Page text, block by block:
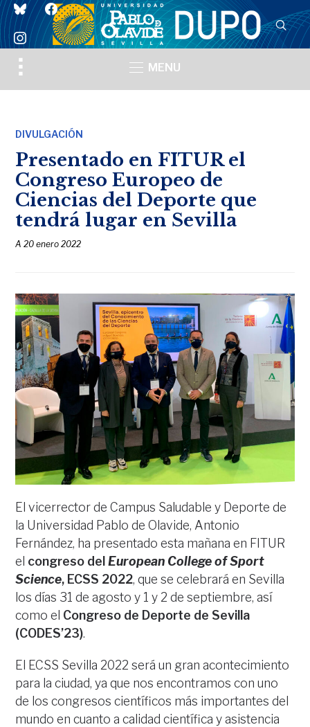
blueskyfacebook
instagram
Toggle
sidebar
MENU
DIVULGACIÓN
Presentado en FITUR el
Congreso Europeo de
Ciencias del Deporte que
tendrá lugar en Sevilla
A20 enero 2022
El vicerrector de Campus Saludable y Deporte de
la Universidad Pablo de Olavide, Antonio
Fernández, ha presentado esta mañana en FITUR
el congreso delEuropean College of Sport
Science, ECSS 2022, que se celebrará en Sevilla
los días 31 de agosto y 1 y 2 de septiembre, así
como el Congreso de Deporte de Sevilla
(CODES’23).
El ECSS Sevilla 2022 será un gran acontecimiento
para la ciudad, ya que nos encontramos con uno
de los congresos científicos más importantes del
mundo en cuanto a calidad científica y asistencia